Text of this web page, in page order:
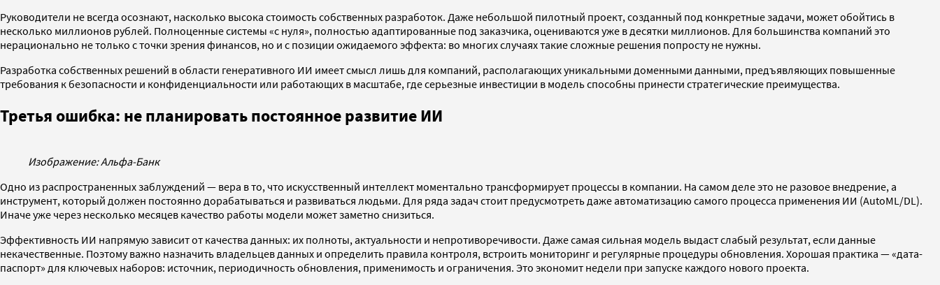
Руководители не всегда осознают, насколько высока стоимость собственных разработок. Даже небольшой пилотный проект, созданный под конкретные задачи, может обойтись в
несколько миллионов рублей. Полноценные системы «с нуля», полностью адаптированные под заказчика, оцениваются уже в десятки миллионов. Для большинства компаний это
нерационально не только с точки зрения финансов, но и с позиции ожидаемого эффекта: во многих случаях такие сложные решения попросту не нужны.
Разработка собственных решений в области генеративного ИИ имеет смысл лишь для компаний, располагающих уникальными доменными данными, предъявляющих повышенные
требования к безопасности и конфиденциальности или работающих в масштабе, где серьезные инвестиции в модель способны принести стратегические преимущества.
Третья ошибка: не планировать постоянное развитие ИИ
Изображение: Альфа-Банк
Одно из распространенных заблуждений — вера в то, что искусственный интеллект моментально трансформирует процессы в компании. На самом деле это не разовое внедрение, а
инструмент, который должен постоянно дорабатываться и развиваться людьми. Для ряда задач стоит предусмотреть даже автоматизацию самого процесса применения ИИ (AutoML/DL).
Иначе уже через несколько месяцев качество работы модели может заметно снизиться.
Эффективность ИИ напрямую зависит от качества данных: их полноты, актуальности и непротиворечивости. Даже самая сильная модель выдаст слабый результат, если данные
некачественные. Поэтому важно назначить владельцев данных и определить правила контроля, встроить мониторинг и регулярные процедуры обновления. Хорошая практика — «дата-
паспорт» для ключевых наборов: источник, периодичность обновления, применимость и ограничения. Это экономит недели при запуске каждого нового проекта.